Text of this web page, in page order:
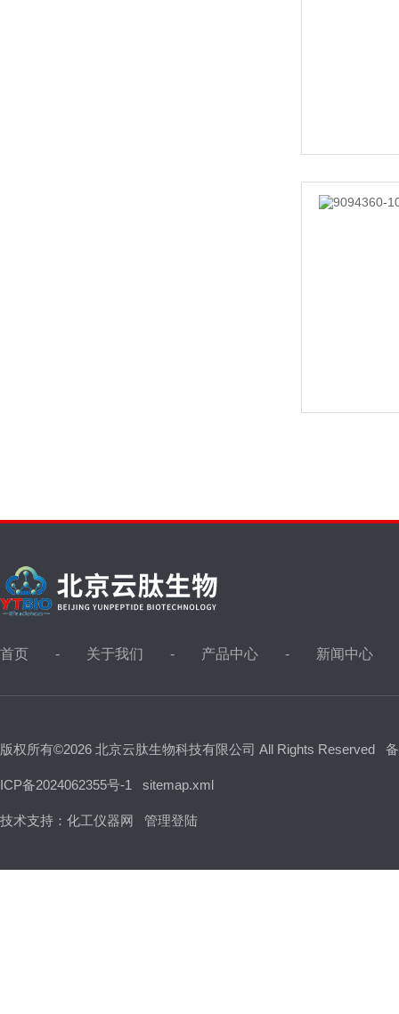
首页 关于我们 产品中心 新闻中心
版权所有©2026 北京云肽生物科技有限公司 All Rights Reserved
ICP备2024062355号-1 sitemap.xml
技术支持： 化工仪器网 管理登陆